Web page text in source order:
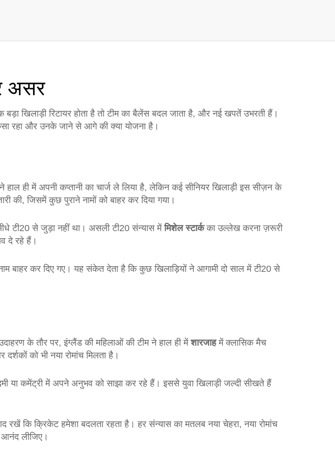
असर
खिलाड़ी रिटायर होता है तो टीम का बैलेंस बदल जाता है, और नई खपतें उभरती हैं।
रहा और उनके जाने से आगे की क्या योजना है।
हाल ही में अपनी कप्तानी का चार्ज ले लिया है, लेकिन कई सीनियर खिलाड़ी इस सीज़न के
की, जिसमें कुछ पुराने नामों को बाहर कर दिया गया।
टी20 से जुड़ा नहीं था। असली टी20 संन्यास मेंमिशेल स्टार्कका उल्लेख करना ज़रूरी
दे रहे हैं।
बाहर कर दिए गए। यह संकेत देता है कि कुछ खिलाड़ियों ने आगामी दो साल में टी20 से
के तौर पर, इंग्लैंड की महिलाओं की टीम ने हाल ही मेंशारजाहमें क्लासिक मैच
को भी नया रोमांच मिलता है।
या कमेंट्री में अपने अनुभव को साझा कर रहे हैं। इससे युवा खिलाड़ी जल्दी सीखते हैं
कि क्रिकेट हमेशा बदलता रहता है। हर संन्यास का मतलब नया चेहरा, नया रोमांच
लीजिए।